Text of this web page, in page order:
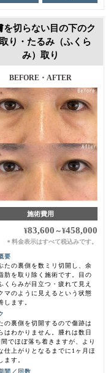
を切らない目の下のク
り・たるみ（ふくら
み）取り
BEFORE・AFTER
施術費用
¥83,600 ～¥458,000
＊ 料金表示はすべて税込みです。
要
たの裏側を数ミリ切開し、余
肪を取り除く施術です。目の
くらみが目立つ・疲れて見え
マのように見えるという状態
します。
の裏側を切開するので傷跡は
はわかりません。腫れは数日
間でほぼ落ち着きますが、より
仕上がりとなるまでに1ヶ月ほ
ます。